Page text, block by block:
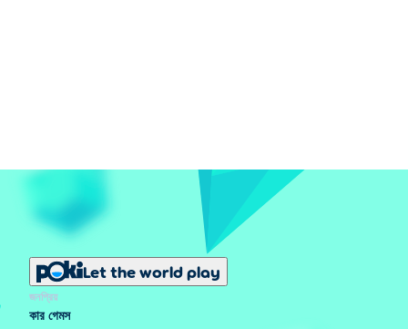
Let the world play
জনপ্রিয়
কার গেমস